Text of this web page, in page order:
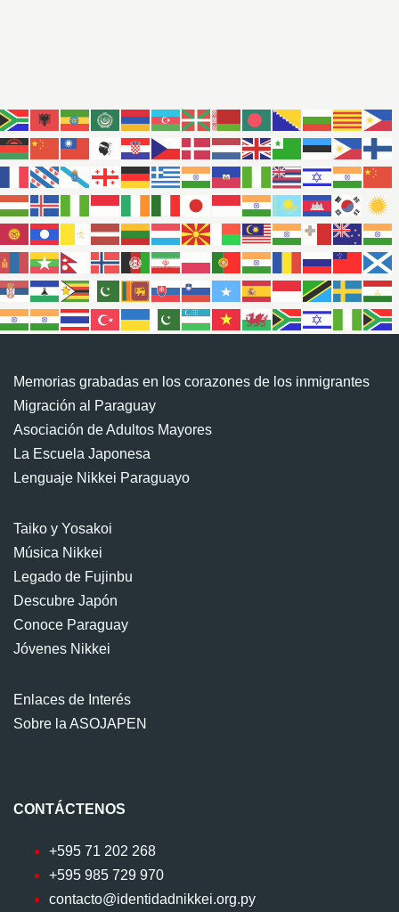
Memorias grabadas en los corazones de los inmigrantes
Migración al Paraguay
Asociación de Adultos Mayores
La Escuela Japonesa
Lenguaje Nikkei Paraguayo
Taiko y Yosakoi
Música Nikkei
Legado de Fujinbu
Descubre Japón
Conoce Paraguay
Jóvenes Nikkei
Enlaces de Interés
Sobre la ASOJAPEN
CONTÁCTENOS
+595 71 202 268
+595 985 729 970
contacto@identidadnikkei.org.py